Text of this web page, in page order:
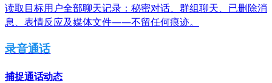
读取目标用户全部聊天记录：秘密对话、群组聊天、已删除消
息、表情反应及媒体文件——不留任何痕迹。
录音通话
捕捉通话动态